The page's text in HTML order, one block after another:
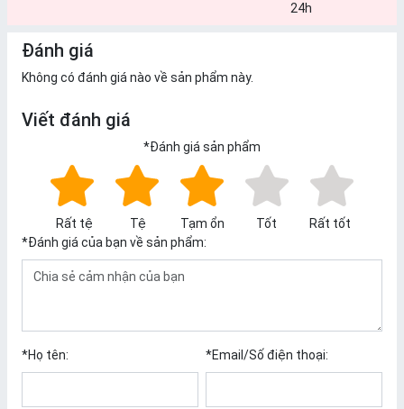
24h
Đánh giá
Không có đánh giá nào về sản phẩm này.
Viết đánh giá
*Đánh giá sản phẩm
Rất tệ Tệ Tạm ổn Tốt
Rất tốt
*Đánh giá của bạn về sản phẩm:
*Họ tên: *Email/Số điện thoại: